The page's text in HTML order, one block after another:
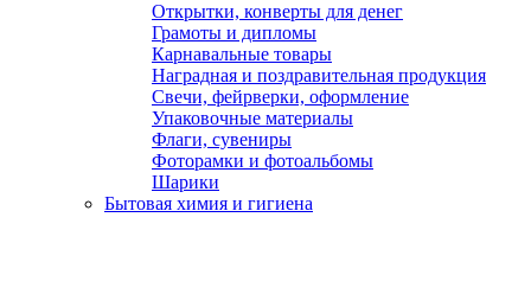
Открытки, конверты для денег
Грамоты и дипломы
Карнавальные товары
Наградная и поздравительная продукция
Свечи, фейрверки, оформление
Упаковочные материалы
Флаги, сувениры
Фоторамки и фотоальбомы
Шарики
Бытовая химия и гигиена